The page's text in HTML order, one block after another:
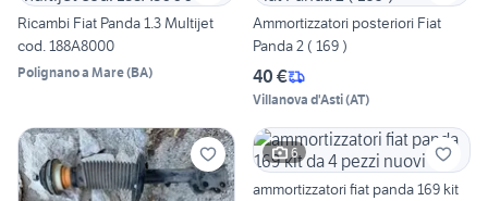
Ricambi Fiat Panda 1.3 Multijet
cod. 188A8000
Polignano a Mare(BA)
Ammortizzatori posteriori Fiat
Panda 2 ( 169 )
40 €
Villanova d'Asti(AT)
6
ammortizzatori fiat panda 169 kit